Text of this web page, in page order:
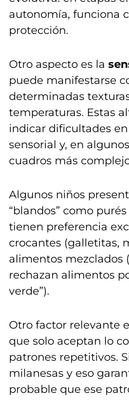
autonomía, funciona
protección.
Otro aspecto es la
puede manifestarse
determinadas
temperaturas. Estas
indicar dificultades
sensorial y, en
cuadros más
Algunos niños
“blandos” como
tienen preferencia
crocantes (galletitas,
alimentos mezclados
rechazan alimentos
verde”).
Otro factor relevante
que solo aceptan lo
patrones repetitivos.
milanesas y eso
probable que ese